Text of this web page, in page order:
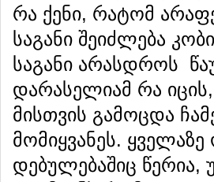
რა ქენი, რატომ
საგანი შეიძლება
საგანი არასდროს
დარასელიამ რა
მისთვის გამოცდა
მომიყვანეს.
დებულებაშიც